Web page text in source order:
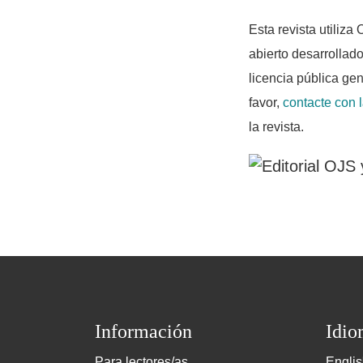
Esta revista utiliza
abierto
licencia pública
favor, contacte con
la revista.
Información